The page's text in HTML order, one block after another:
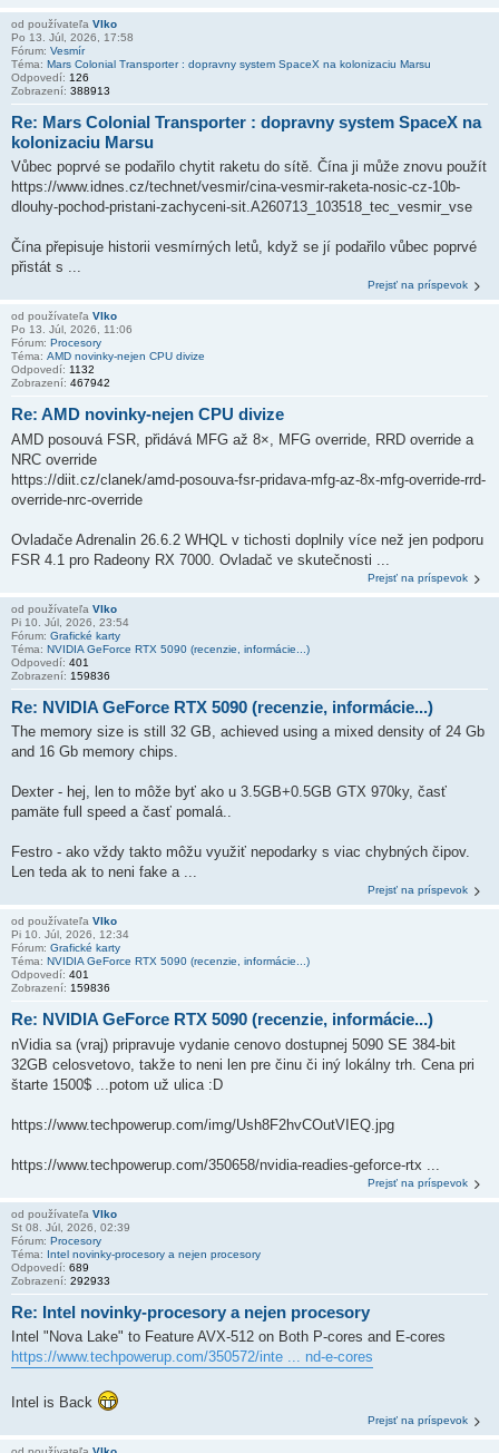
od používateľa Vlko
Po 13. Júl, 2026, 17:58
Fórum: Vesmír
Téma: Mars Colonial Transporter : dopravny system SpaceX na kolonizaciu Marsu
Odpovedí: 126
Zobrazení: 388913
Re: Mars Colonial Transporter : dopravny system SpaceX na
kolonizaciu Marsu
Vůbec poprvé se podařilo chytit raketu do sítě. Čína ji může znovu použít
https://www.idnes.cz/technet/vesmir/cina-vesmir-raketa-nosic-cz-10b-
dlouhy-pochod-pristani-zachyceni-sit.A260713_103518_tec_vesmir_vse
Čína přepisuje historii vesmírných letů, když se jí podařilo vůbec poprvé
přistát s ...
Prejsť na príspevok
od používateľa Vlko
Po 13. Júl, 2026, 11:06
Fórum: Procesory
Téma: AMD novinky-nejen CPU divize
Odpovedí: 1132
Zobrazení: 467942
Re: AMD novinky-nejen CPU divize
AMD posouvá FSR, přidává MFG až 8×, MFG override, RRD override a
NRC override
https://diit.cz/clanek/amd-posouva-fsr-pridava-mfg-az-8x-mfg-override-rrd-
override-nrc-override
Ovladače Adrenalin 26.6.2 WHQL v tichosti doplnily více než jen podporu
FSR 4.1 pro Radeony RX 7000. Ovladač ve skutečnosti ...
Prejsť na príspevok
od používateľa Vlko
Pi 10. Júl, 2026, 23:54
Fórum: Grafické karty
Téma: NVIDIA GeForce RTX 5090 (recenzie, informácie...)
Odpovedí: 401
Zobrazení: 159836
Re: NVIDIA GeForce RTX 5090 (recenzie, informácie...)
The memory size is still 32 GB, achieved using a mixed density of 24 Gb
and 16 Gb memory chips.
Dexter - hej, len to môže byť ako u 3.5GB+0.5GB GTX 970ky, časť
pamäte full speed a časť pomalá..
Festro - ako vždy takto môžu využiť nepodarky s viac chybných čipov.
Len teda ak to neni fake a ...
Prejsť na príspevok
od používateľa Vlko
Pi 10. Júl, 2026, 12:34
Fórum: Grafické karty
Téma: NVIDIA GeForce RTX 5090 (recenzie, informácie...)
Odpovedí: 401
Zobrazení: 159836
Re: NVIDIA GeForce RTX 5090 (recenzie, informácie...)
nVidia sa (vraj) pripravuje vydanie cenovo dostupnej 5090 SE 384-bit
32GB celosvetovo, takže to neni len pre činu či iný lokálny trh. Cena pri
štarte 1500$ ...potom už ulica :D
https://www.techpowerup.com/img/Ush8F2hvCOutVIEQ.jpg
https://www.techpowerup.com/350658/nvidia-readies-geforce-rtx ...
Prejsť na príspevok
od používateľa Vlko
St 08. Júl, 2026, 02:39
Fórum: Procesory
Téma: Intel novinky-procesory a nejen procesory
Odpovedí: 689
Zobrazení: 292933
Re: Intel novinky-procesory a nejen procesory
Intel "Nova Lake" to Feature AVX-512 on Both P-cores and E-cores
https://www.techpowerup.com/350572/inte ... nd-e-cores
Intel is Back
Prejsť na príspevok